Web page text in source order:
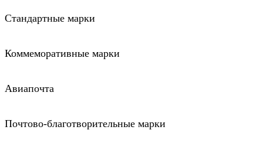
Стандартные марки
Коммеморативные марки
Авиапочта
Почтово-благотворительные марки